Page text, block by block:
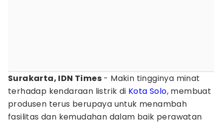
Surakarta, IDN Times - Makin tingginya minat
terhadap kendaraan listrik di Kota Solo, membuat
produsen terus berupaya untuk menambah
fasilitas dan kemudahan dalam baik perawatan